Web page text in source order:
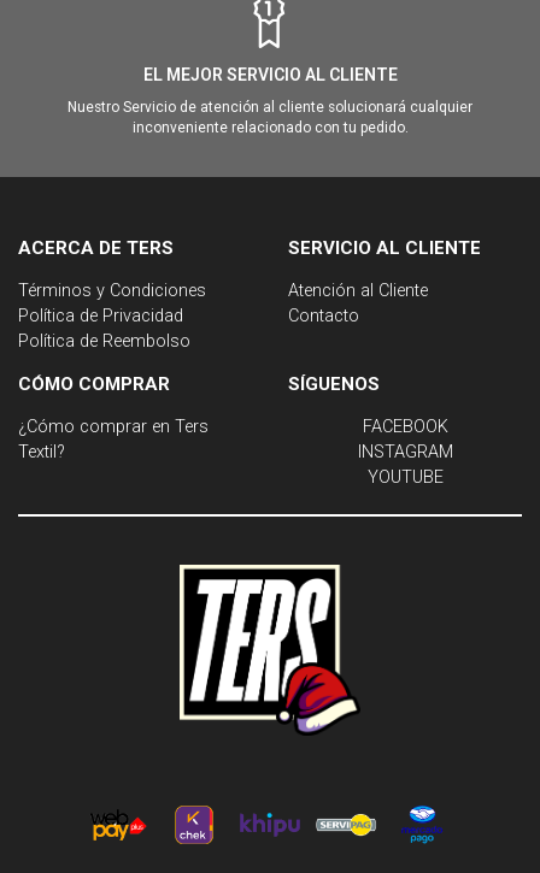
EL MEJOR SERVICIO AL CLIENTE
Nuestro Servicio de atención al cliente solucionará cualquier
inconveniente relacionado con tu pedido.
ACERCA DE TERS
Términos y Condiciones
Política de Privacidad
Política de Reembolso
SERVICIO AL CLIENTE
Atención al Cliente
Contacto
CÓMO COMPRAR
¿Cómo comprar en Ters
Textil?
SÍGUENOS
FACEBOOK
INSTAGRAM
YOUTUBE